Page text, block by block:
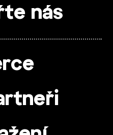
nás